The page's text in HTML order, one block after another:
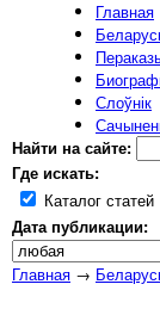
Главная
Слоўнік
Найти на сайте:
Где искать:
Каталог статей
Дата публикации:
Главная →